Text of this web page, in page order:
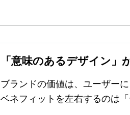
「意味のあるデザイン」
ブランドの価値は、ユーザー
ベネフィットを左右するのは